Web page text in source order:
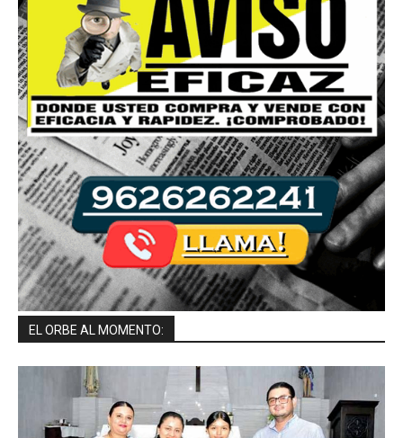
EL ORBE AL MOMENTO: